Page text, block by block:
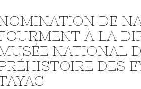
DE
À LA
NATIONAL
DES